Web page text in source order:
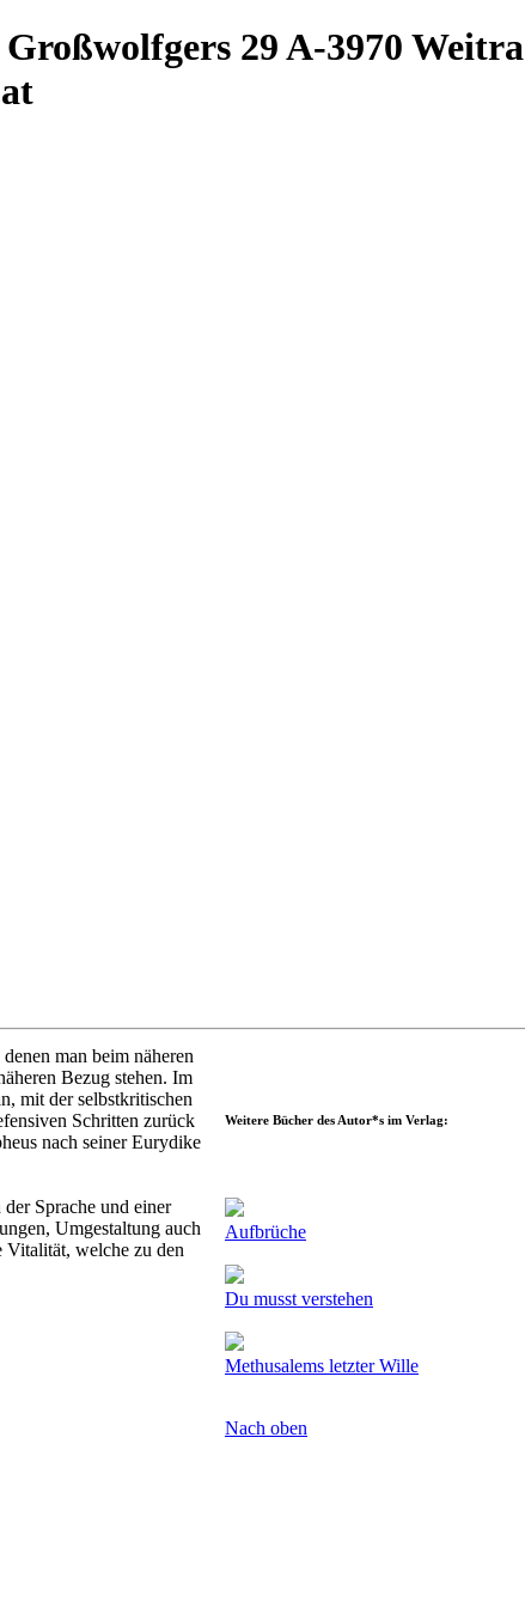
Großwolfgers 29A-3970 Weitra
man beim näheren
Bezug stehen. Im
mit der selbstkritischen
Schritten zurück
nach seiner Eurydike
Sprache und einer
Umgestaltung auch
Vitalität, welche zu den
Weitere Bücher des Autor*s im Verlag:
Aufbrüche
Du musst verstehen
Methusalems letzter Wille
Nach oben